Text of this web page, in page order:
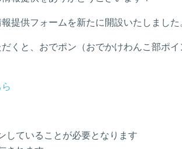
提供フォームを新たに開設いたしました
くと、おでポン（おでかけわんこ部ポ
していることが必要となります